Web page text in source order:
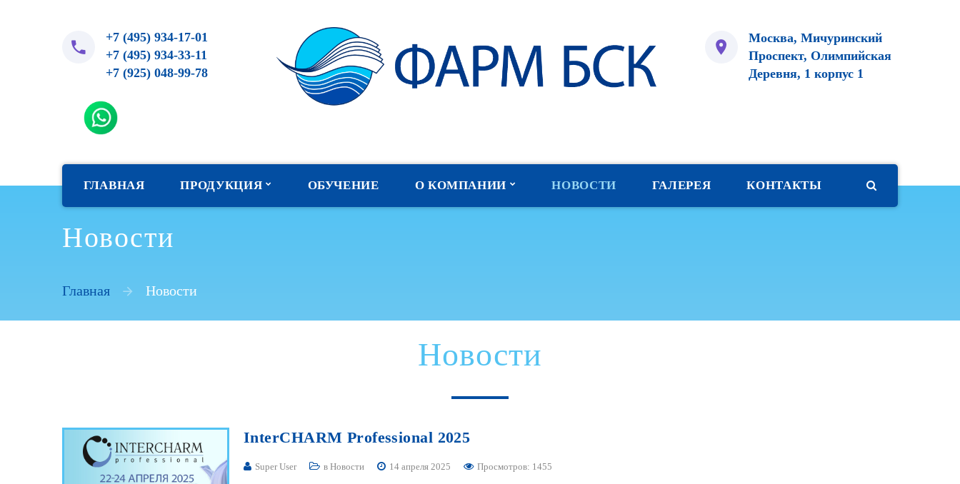
+7 (495) 934-17-01
+7 (495) 934-33-11
+7 (925) 048-99-78
Москва, Мичуринский
Проспект, Олимпийская
Деревня, 1 корпус 1
ГЛАВНАЯ ПРОДУКЦИЯ
Иглы и канюли BSK
Иглы и мультиинъекторы
Мезорам
Канюли для контурной
ОБУЧЕНИЕ О КОМПАНИИ НОВОСТИ ГАЛЕРЕЯ КОНТАКТЫ
Новости
Главная Новости
Новости
InterCHARM Professional 2025
Super User в Новости 14 апреля 2025 Просмотров: 1455